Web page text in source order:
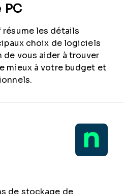
PC
résume les détails
choix de logiciels
de vous aider à trouver
mieux à votre budget et
de stockage de